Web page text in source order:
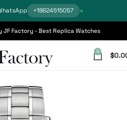
+18624515057
JF Factory - Best Replica Watches
0 $